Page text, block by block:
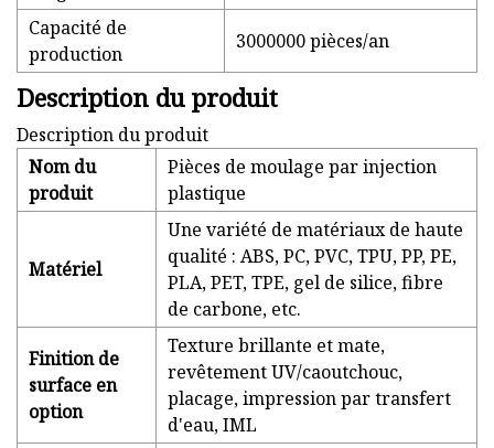
Capacité de
production
3000000 pièces/an
Description du produit
Description du produit
Nom du
produit
Pièces de moulage par injection
plastique
Matériel
Une variété de matériaux de haute
qualité : ABS, PC, PVC, TPU, PP, PE,
PLA, PET, TPE, gel de silice, fibre
de carbone, etc.
Finition de
surface en
option
Texture brillante et mate,
revêtement UV/caoutchouc,
placage, impression par transfert
d'eau, IML